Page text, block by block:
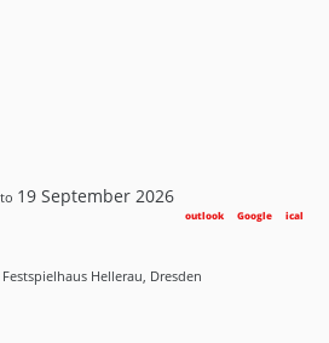
to 19 September 2026
ical
Google
outlook
Hellerau, Dresden